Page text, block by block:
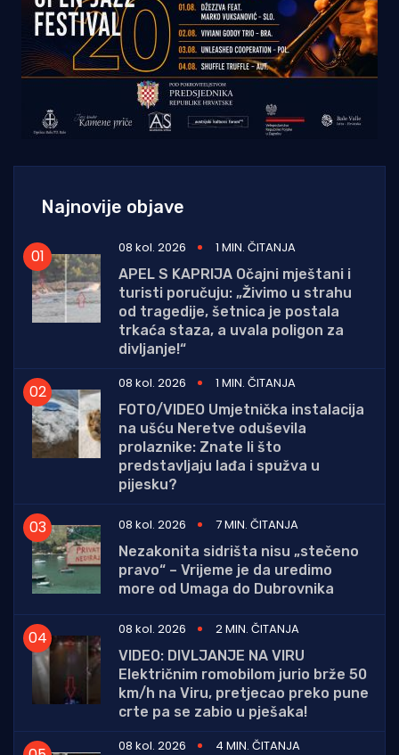
Najnovije objave
08 kol. 2026
1 MIN. ČITANJA
APEL S KAPRIJA Očajni mještani i
turisti poručuju: „Živimo u strahu
od tragedije, šetnica je postala
trkaća staza, a uvala poligon za
divljanje!“
08 kol. 2026
1 MIN. ČITANJA
FOTO/VIDEO Umjetnička instalacija
na ušću Neretve oduševila
prolaznike: Znate li što
predstavljaju lađa i spužva u
pijesku?
08 kol. 2026
7 MIN. ČITANJA
Nezakonita sidrišta nisu „stečeno
pravo“ – Vrijeme je da uredimo
more od Umaga do Dubrovnika
08 kol. 2026
2 MIN. ČITANJA
VIDEO: DIVLJANJE NA VIRU
Električnim romobilom jurio brže 50
km/h na Viru, pretjecao preko pune
crte pa se zabio u pješaka!
08 kol. 2026
4 MIN. ČITANJA